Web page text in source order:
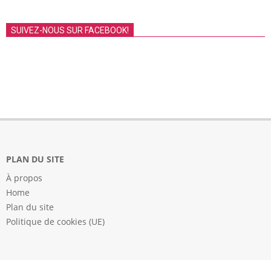
SUIVEZ-NOUS SUR FACEBOOK!
PLAN DU SITE
À propos
Home
Plan du site
Politique de cookies (UE)